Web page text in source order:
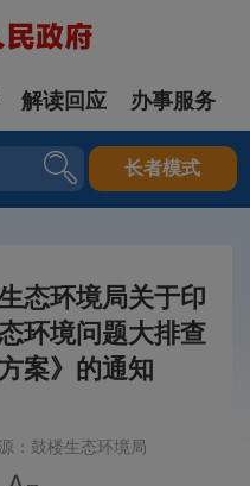
解读回应 办事服务
长者模式
态环境局关于印
环境问题大排查
案》的通知
：鼓楼生态环境局